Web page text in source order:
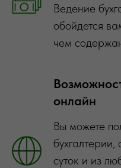
Ведение
обойдется
чем
онлайн
Вы можете
суток и из